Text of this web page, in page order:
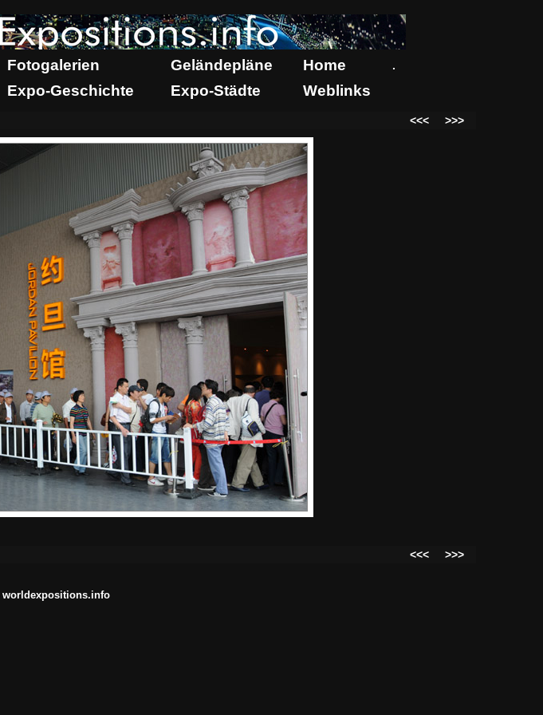
Fotogalerien Geländepläne Home .
Expo-Geschichte Expo-Städte Weblinks
<<< >>>
<<<
>>>
worldexpositions.info